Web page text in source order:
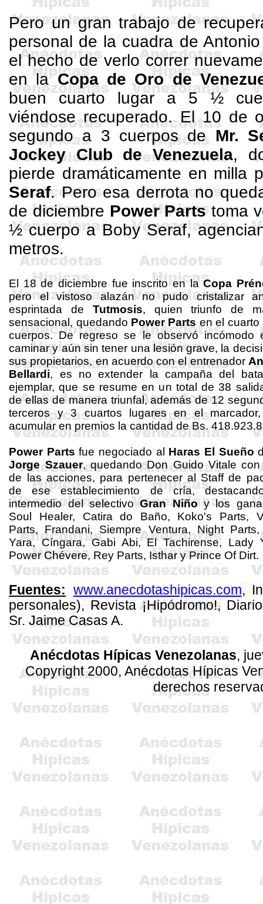
Pero un gran trabajo de
personal de la cuadra de
el hecho de verlo correr
enlaCopade Oro de
buen cuarto lugar a 5 ½
viéndose recuperado.El 10 de
segundo a 3 cuerpos deMr.
Jockey Club de Venezuela,
pierde dramáticamente en milla
Seraf. Pero esa derrota no
de diciembre Power Partstoma
½ cuerpo aBoby Seraf,
metros.
El 18 de diciembre fue inscrito enlaCopa
pero el vistoso alazán no pudo cristalizar
esprintada de Tutmosis, quien triunfo de
sensacional, quedando Power Parts en el
cuerpos. De regreso se le observó incómodo
caminary aún sin tener una lesión grave, la
sus propietarios, en acuerdo con el entrenador
Bellardi, es no extender la campaña del
ejemplar, que se resume en un total de 38
de ellas de manera triunfal, además de 12
terceros y 3 cuartos lugares en el
acumular en premios la cantidad de Bs.
Power Parts fue negociado al Haras El Sueño
JorgeSzauer, quedando Don GuidoVitale con
de las acciones, para pertenecer al Staff de
de ese establecimiento de cría,
intermedio del selectivoGran Niñoy los
Soul Healer, Catira do Baño, Koko's Parts,
Parts, Frandani, Siempre Ventura, Night
Yara, Cíngara, Gabi Abi, El Tachirense, Lady
Power Chévere, Rey Parts, Isthar y Prince Of Dirt.
Fuentes: www.anecdotashipicas.com,
personales),Revista ¡Hipódromo!,
Sr. Jaime Casas A.
Anécdotas Hípicas Venezolanas,
Copyright 2000, Anécdotas Hípicas
derechos